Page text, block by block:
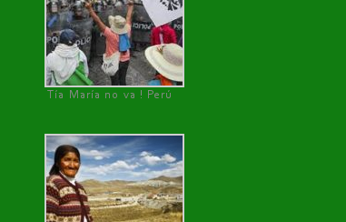
Tía María no va ! Perú